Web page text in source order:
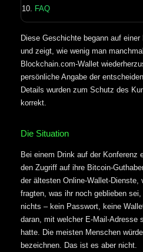
FAQ
Diese Geschichte begann auf
und zeigt, wie wenig man
Blockchain.com-Wallet
persönliche Angabe der
Details wurden zum Schutz des
korrekt.
Die Situation
Bei einem Drink auf der Konferenz
den Zugriff auf ihre Bitcoin-
der ältesten Online-Wallet-Dienste,
fragten, was ihr noch geblieben
nichts – kein Passwort, keine
daran, mit welcher E-Mail-Adresse
hatte. Die meisten Menschen
bezeichnen. Das ist es aber nicht.